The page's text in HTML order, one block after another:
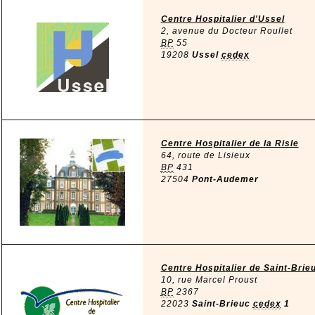
Centre Hospitalier d'Ussel
2, avenue du Docteur Roullet
BP 55
19208 Ussel cedex
Centre Hospitalier de la Risle
64, route de Lisieux
BP 431
27504 Pont-Audemer
Centre Hospitalier de Saint-
10, rue Marcel Proust
BP 2367
22023 Saint-Brieuc cedex 1